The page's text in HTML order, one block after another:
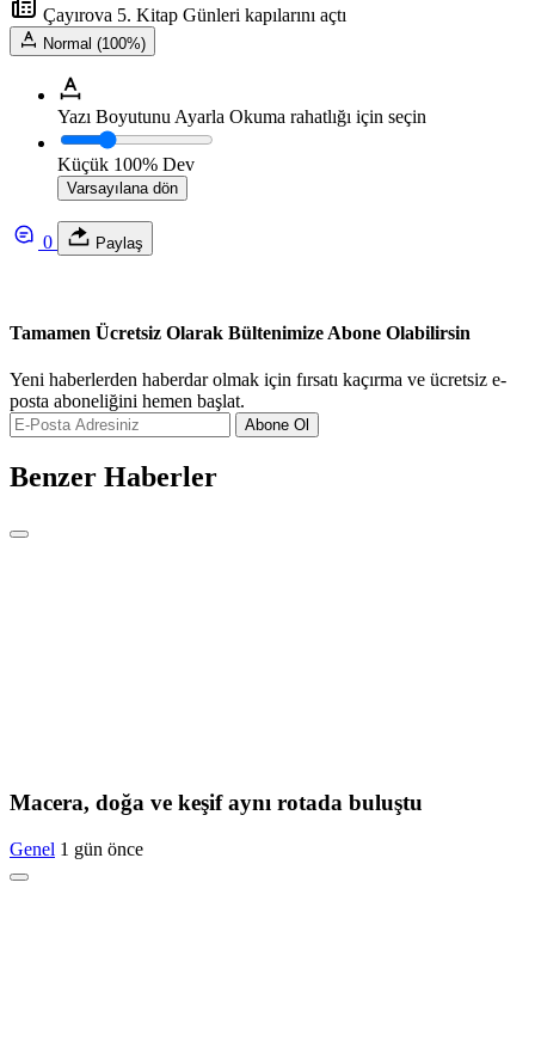
Çayırova 5. Kitap Günleri kapılarını açtı
Normal (100%)
Yazı Boyutunu Ayarla Okuma rahatlığı için seçin
Küçük 100% Dev
Varsayılana dön
0 Paylaş
Tamamen Ücretsiz Olarak Bültenimize Abone Olabilirsin
Yeni haberlerden haberdar olmak için fırsatı kaçırma ve ücretsiz e-
posta aboneliğini hemen başlat.
Abone Ol
Benzer Haberler
Macera, doğa ve keşif aynı rotada buluştu
Genel 1 gün önce